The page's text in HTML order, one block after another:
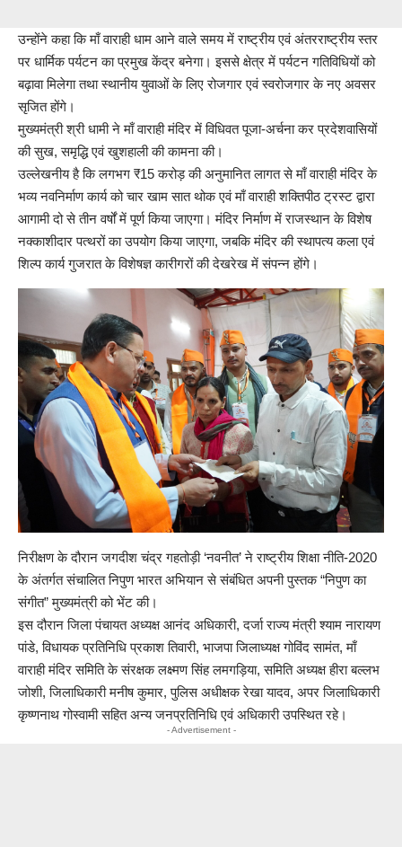
उन्होंने कहा कि माँ वाराही धाम आने वाले समय में राष्ट्रीय एवं अंतरराष्ट्रीय स्तर
पर धार्मिक पर्यटन का प्रमुख केंद्र बनेगा। इससे क्षेत्र में पर्यटन गतिविधियों को
बढ़ावा मिलेगा तथा स्थानीय युवाओं के लिए रोजगार एवं स्वरोजगार के नए अवसर
सृजित होंगे।
मुख्यमंत्री श्री धामी ने माँ वाराही मंदिर में विधिवत पूजा-अर्चना कर प्रदेशवासियों
की सुख, समृद्धि एवं खुशहाली की कामना की।
उल्लेखनीय है कि लगभग ₹15 करोड़ की अनुमानित लागत से माँ वाराही मंदिर के
भव्य नवनिर्माण कार्य को चार खाम सात थोक एवं माँ वाराही शक्तिपीठ ट्रस्ट द्वारा
आगामी दो से तीन वर्षों में पूर्ण किया जाएगा। मंदिर निर्माण में राजस्थान के विशेष
नक्काशीदार पत्थरों का उपयोग किया जाएगा, जबकि मंदिर की स्थापत्य कला एवं
शिल्प कार्य गुजरात के विशेषज्ञ कारीगरों की देखरेख में संपन्न होंगे।
निरीक्षण के दौरान जगदीश चंद्र गहतोड़ी ‘नवनीत’ ने राष्ट्रीय शिक्षा नीति-2020
के अंतर्गत संचालित निपुण भारत अभियान से संबंधित अपनी पुस्तक “निपुण का
संगीत” मुख्यमंत्री को भेंट की।
इस दौरान जिला पंचायत अध्यक्ष आनंद अधिकारी, दर्जा राज्य मंत्री श्याम नारायण
पांडे, विधायक प्रतिनिधि प्रकाश तिवारी, भाजपा जिलाध्यक्ष गोविंद सामंत, माँ
वाराही मंदिर समिति के संरक्षक लक्ष्मण सिंह लमगड़िया, समिति अध्यक्ष हीरा बल्लभ
जोशी, जिलाधिकारी मनीष कुमार, पुलिस अधीक्षक रेखा यादव, अपर जिलाधिकारी
कृष्णनाथ गोस्वामी सहित अन्य जनप्रतिनिधि एवं अधिकारी उपस्थित रहे।
- Advertisement -